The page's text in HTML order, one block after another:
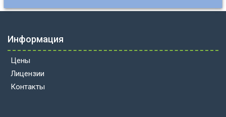
Информация
Цены
Лицензии
Контакты